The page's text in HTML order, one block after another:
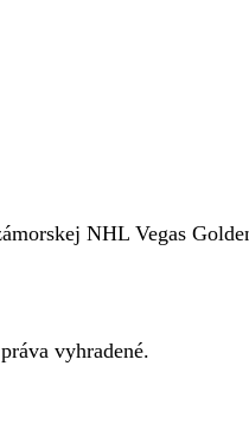
NHL Vegas
vyhradené.